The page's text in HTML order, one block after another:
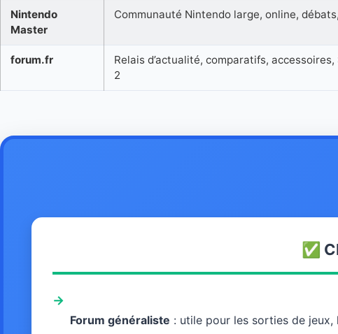
Nintendo
Master
Communauté Nintendo large, online,
forum.fr
Relais d’actualité, comparatifs, accessoires,
2
✅
→
Forum généraliste : utile pour les sorties de